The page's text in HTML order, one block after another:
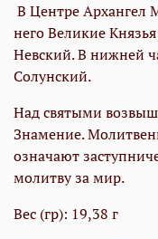
В Центре Архангел
него Великие
Невский. В нижней
Солунский.
Над святыми
Знамение.
означают
молитву за мир.
Вес (гр): 19,38 г